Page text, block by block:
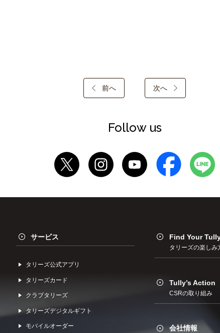
前へ 次へ
Follow us
サービス
タリーズ公式アプリ
タリーズカード
クラブタリーズ
タリーズデジタルギフト
モバイルオーダー
Find Your
タリーズの楽しみ
Tully’s Action
CSRの取り組み
会社情報